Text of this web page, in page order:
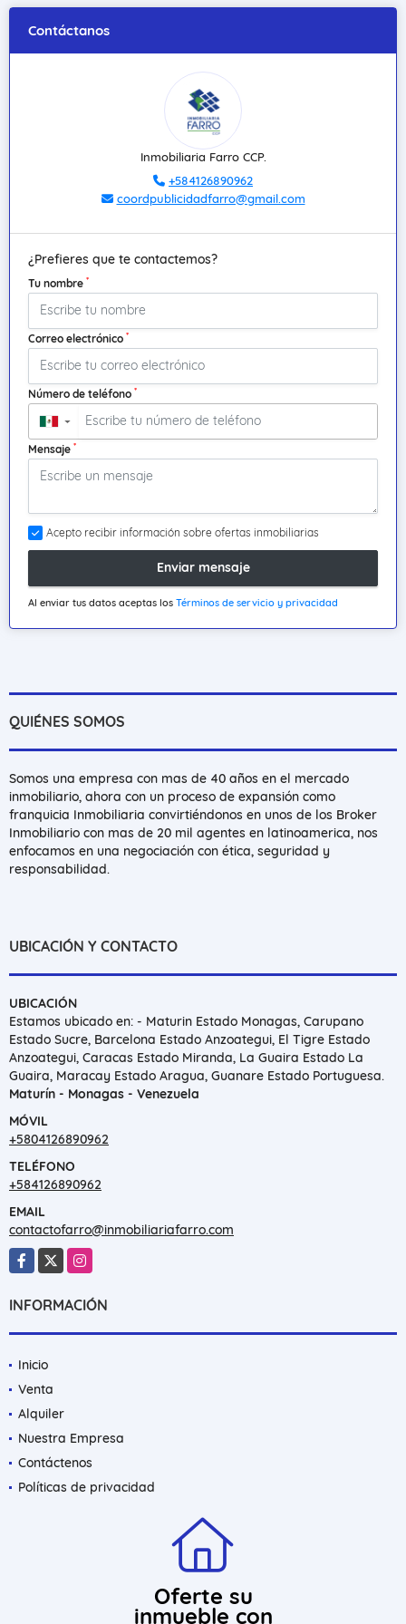
Contáctanos
Inmobiliaria Farro CCP.
+584126890962
coordpublicidadfarro@gmail.com
¿Prefieres que te contactemos?
Tu nombre *
Correo electrónico *
Número de teléfono *
▼
Mensaje *
Acepto recibir información sobre ofertas inmobiliarias
Enviar mensaje
Al enviar tus datos aceptas los Términos de servicio y privacidad
QUIÉNES SOMOS
Somos una empresa con mas de 40 años en el mercado
inmobiliario, ahora con un proceso de expansión como
franquicia Inmobiliaria convirtiéndonos en unos de los Broker
Inmobiliario con mas de 20 mil agentes en latinoamerica, nos
enfocamos en una negociación con ética, seguridad y
responsabilidad.
UBICACIÓN Y CONTACTO
UBICACIÓN
Estamos ubicado en: - Maturin Estado Monagas, Carupano
Estado Sucre, Barcelona Estado Anzoategui, El Tigre Estado
Anzoategui, Caracas Estado Miranda, La Guaira Estado La
Guaira, Maracay Estado Aragua, Guanare Estado Portuguesa.
Maturín - Monagas - Venezuela
MÓVIL
+5804126890962
TELÉFONO
+584126890962
EMAIL
contactofarro@inmobiliariafarro.com
Facebook
X Instagram
INFORMACIÓN
Inicio
Venta
Alquiler
Nuestra Empresa
Contáctenos
Políticas de privacidad
Oferte su
inmueble con